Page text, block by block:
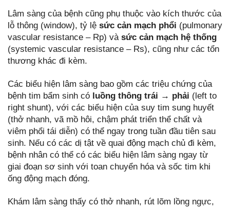
Lâm sàng của bệnh cũng phụ thuộc vào kích thước của
lỗ thông (window), tỷ lệ sức cản mạch phổi (pulmonary
vascular resistance – Rp) và sức cản mạch hệ thống
(systemic vascular resistance – Rs), cũng như các tổn
thương khác đi kèm.
Các biểu hiện lâm sàng bao gồm các triệu chứng của
bệnh tim bẩm sinh có luồng thông trái → phải (left to
right shunt), với các biểu hiện của suy tim sung huyết
(thở nhanh, vã mồ hôi, chậm phát triển thể chất và
viêm phổi tái diễn) có thể ngay trong tuần đầu tiên sau
sinh. Nếu có các dị tật về quai động mạch chủ đi kèm,
bệnh nhân có thể có các biểu hiện lâm sàng ngay từ
giai đoạn sơ sinh với toan chuyển hóa và sốc tim khi
ống động mạch đóng.
Khám lâm sàng thấy có thở nhanh, rút lõm lồng ngực,